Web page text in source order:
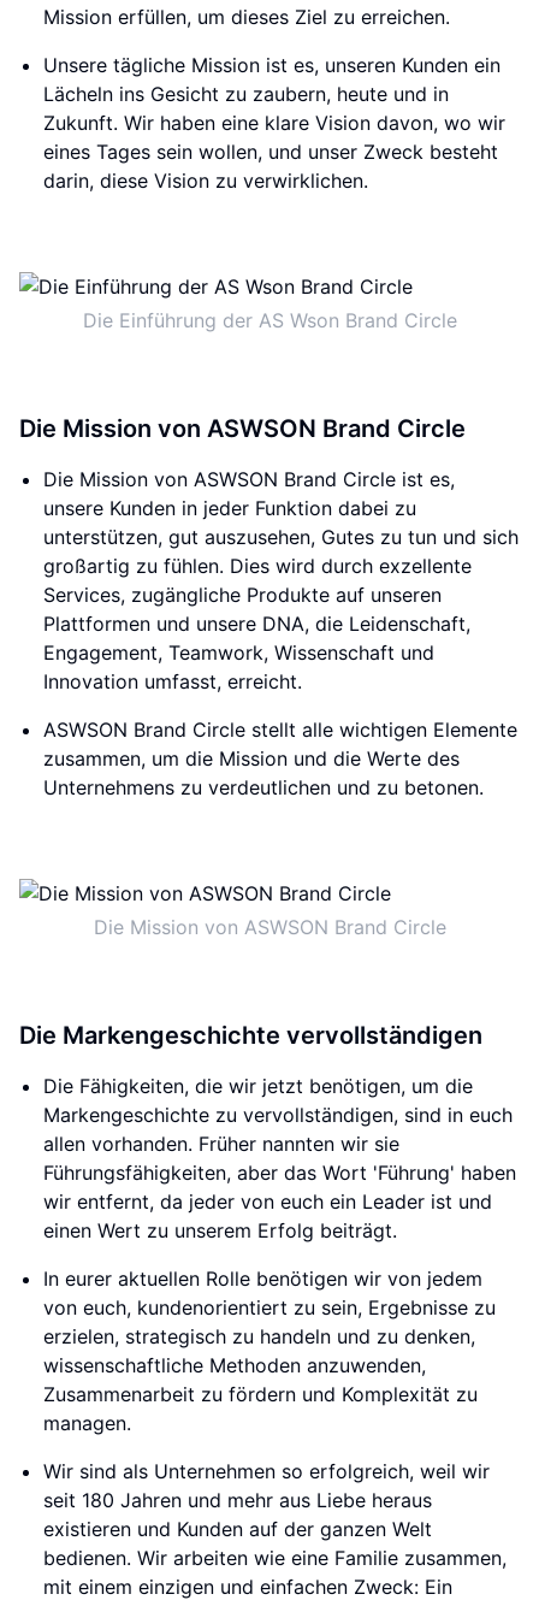
Mission erfüllen, um dieses Ziel zu erreichen.
Unsere tägliche Mission ist es, unseren Kunden ein
Lächeln ins Gesicht zu zaubern, heute und in
Zukunft. Wir haben eine klare Vision davon, wo wir
eines Tages sein wollen, und unser Zweck besteht
darin, diese Vision zu verwirklichen.
Die Einführung der AS Wson Brand Circle
Die Mission von ASWSON Brand Circle
Die Mission von ASWSON Brand Circle ist es,
unsere Kunden in jeder Funktion dabei zu
unterstützen, gut auszusehen, Gutes zu tun und sich
großartig zu fühlen. Dies wird durch exzellente
Services, zugängliche Produkte auf unseren
Plattformen und unsere DNA, die Leidenschaft,
Engagement, Teamwork, Wissenschaft und
Innovation umfasst, erreicht.
ASWSON Brand Circle stellt alle wichtigen Elemente
zusammen, um die Mission und die Werte des
Unternehmens zu verdeutlichen und zu betonen.
Die Mission von ASWSON Brand Circle
Die Markengeschichte vervollständigen
Die Fähigkeiten, die wir jetzt benötigen, um die
Markengeschichte zu vervollständigen, sind in euch
allen vorhanden. Früher nannten wir sie
Führungsfähigkeiten, aber das Wort 'Führung' haben
wir entfernt, da jeder von euch ein Leader ist und
einen Wert zu unserem Erfolg beiträgt.
In eurer aktuellen Rolle benötigen wir von jedem
von euch, kundenorientiert zu sein, Ergebnisse zu
erzielen, strategisch zu handeln und zu denken,
wissenschaftliche Methoden anzuwenden,
Zusammenarbeit zu fördern und Komplexität zu
managen.
Wir sind als Unternehmen so erfolgreich, weil wir
seit 180 Jahren und mehr aus Liebe heraus
existieren und Kunden auf der ganzen Welt
bedienen. Wir arbeiten wie eine Familie zusammen,
mit einem einzigen und einfachen Zweck: Ein